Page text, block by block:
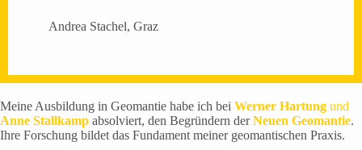
Andrea Stachel, Graz
Meine Ausbildung in Geomantie habe ich bei Werner Hartung und
Anne Stallkamp absolviert, den Begründern derNeuen Geomantie.
Ihre Forschung bildet das Fundament meiner geomantischen Praxis.